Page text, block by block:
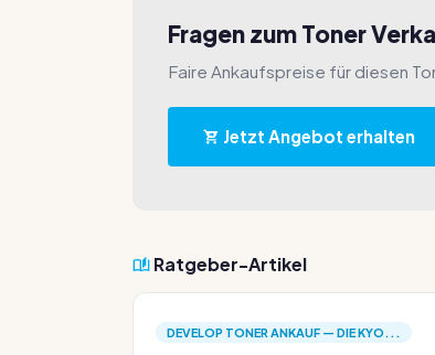
Fragen zum Toner
Faire Ankaufspreise für diesen
Jetzt Angebot erhalten
Ratgeber-Artikel
DEVELOP TONER ANKAUF — DIE KYO...